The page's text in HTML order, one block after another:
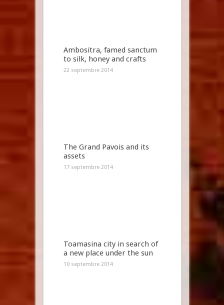
Ambositra, famed sanctum
to silk, honey and crafts
22 septembre 2014
The Grand Pavois and its
assets
17 septembre 2014
Toamasina city in search of
a new place under the sun
10 septembre 2014